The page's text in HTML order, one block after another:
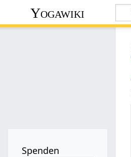
Yogawiki
Spenden